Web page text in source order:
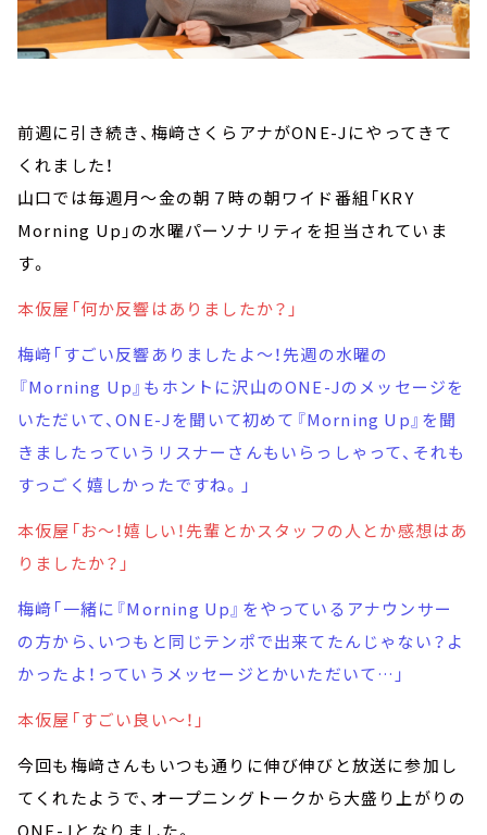
前週に引き続き、梅﨑さくらアナがONE-Jにやってきて
くれました！
山口では毎週月～金の朝７時の朝ワイド番組「KRY
Morning Up」の水曜パーソナリティを担当されていま
す。
本仮屋「何か反響はありましたか？」
梅﨑「すごい反響ありましたよ～！先週の水曜の
『Morning Up』もホントに沢山のONE-Jのメッセージを
いただいて、ONE-Jを聞いて初めて『Morning Up』を聞
きましたっていうリスナーさんもいらっしゃって、それも
すっごく嬉しかったですね。」
本仮屋「お～！嬉しい！先輩とかスタッフの人とか感想はあ
りましたか？」
梅﨑「一緒に『Morning Up』をやっているアナウンサー
の方から、いつもと同じテンポで出来てたんじゃない？よ
かったよ！っていうメッセージとかいただいて…」
本仮屋「すごい良い～！」
今回も梅﨑さんもいつも通りに伸び伸びと放送に参加し
てくれたようで、オープニングトークから大盛り上がりの
ONE-Jとなりました。